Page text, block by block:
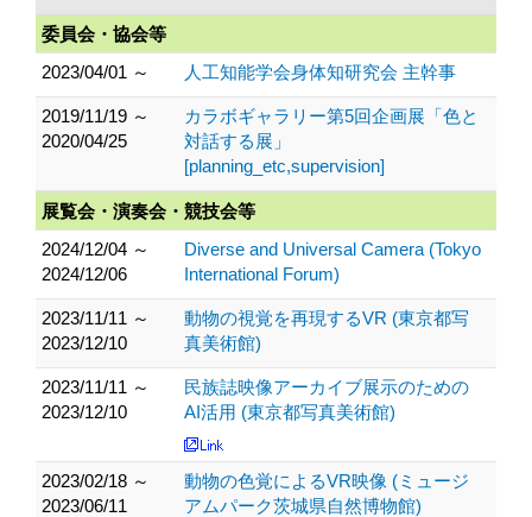
委員会・協会等
2023/04/01 ～
人工知能学会身体知研究会 主幹事
2019/11/19 ～
2020/04/25
カラボギャラリー第5回企画展「色と
対話する展」
[planning_etc,supervision]
展覧会・演奏会・競技会等
2024/12/04 ～
2024/12/06
Diverse and Universal Camera (Tokyo
International Forum)
2023/11/11 ～
2023/12/10
動物の視覚を再現するVR (東京都写
真美術館)
2023/11/11 ～
2023/12/10
民族誌映像アーカイブ展示のための
AI活用 (東京都写真美術館)
2023/02/18 ～
2023/06/11
動物の色覚によるVR映像 (ミュージ
アムパーク茨城県自然博物館)